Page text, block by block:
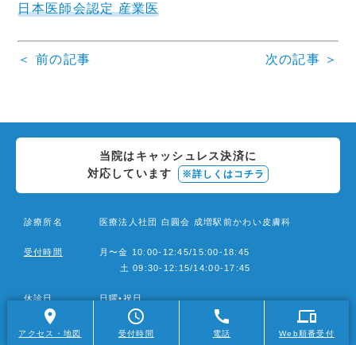
日本医師会認定 産業医
ナ
ゲ
ー
シ
ン
＜ 前の記事 次の記事 ＞
当院はキャッシュレス決済に
対応しています
※詳しくはコチラ
診療所名 医療法人社団 白圓会 成増駅前かわい皮膚科
受付時間
月〜金 10:00-12:45/15:00-18:45
土 09:30-12:15/14:00-17:45
休診日 日曜•祝日
住所
〒175-0094
place
アクセス・地図
schedule
受付時間
call
電話
devices
Web順番受付